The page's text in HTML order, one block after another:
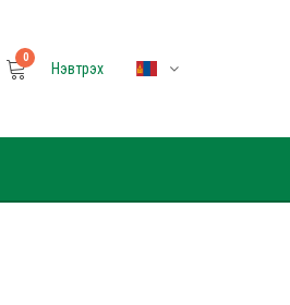
Нэвтрэх
0